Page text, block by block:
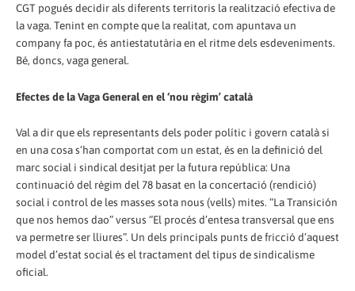
CGT pogués decidir als diferents territoris la realització efectiva de
la vaga. Tenint en compte que la realitat, com apuntava un
company fa poc, és antiestatutària en el ritme dels esdeveniments.
Bé, doncs, vaga general.
Efectes de la Vaga General en el ‘nou règim’ català
Val a dir que els representants dels poder polític i govern català si
en una cosa s’han comportat com un estat, és en la definició del
marc social i sindical desitjat per la futura república: Una
continuació del règim del 78 basat en la concertació (rendició)
social i control de les masses sota nous (vells) mites. “La Transición
que nos hemos dao” versus “El procés d’entesa transversal que ens
va permetre ser lliures”. Un dels principals punts de fricció d’aquest
model d’estat social és el tractament del tipus de sindicalisme
oficial.